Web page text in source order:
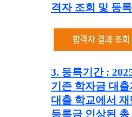
격자 조회 및 등
3. 등록기간 :
기존 학자금 대
대출 학교에서
등록금 인상된